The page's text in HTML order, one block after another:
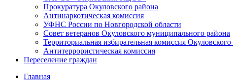
Прокуратура Окуловского района
Антинаркотическая комиссия
УФНС России по Новгородской области
Совет ветеранов Окуловского муниципального района
Территориальная избирательная комиссия Окуловского
Антитеррористическая комиссия
Переселение граждан
Главная